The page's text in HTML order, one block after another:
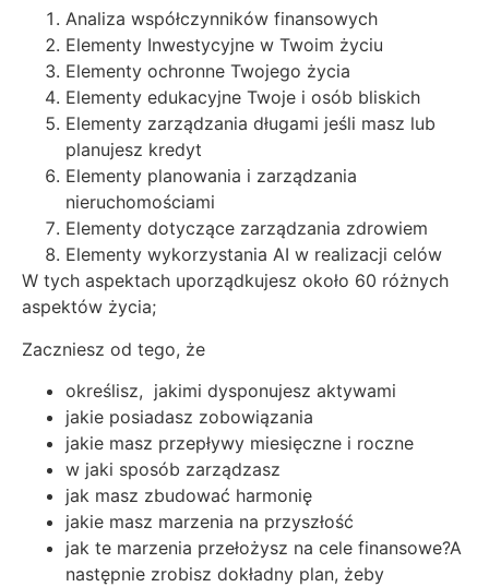
Analiza współczynników finansowych
Elementy Inwestycyjne w Twoim życiu
Elementy ochronne Twojego życia
Elementy edukacyjne Twoje i osób bliskich
Elementy zarządzania długami jeśli masz lub
planujesz kredyt
Elementy planowania i zarządzania
nieruchomościami
Elementy dotyczące zarządzania zdrowiem
Elementy wykorzystania AI w realizacji celów
W tych aspektach uporządkujesz około 60 różnych
aspektów życia;
Zaczniesz od tego, że
określisz, jakimi dysponujesz aktywami
jakie posiadasz zobowiązania
jakie masz przepływy miesięczne i roczne
w jaki sposób zarządzasz
jak masz zbudować harmonię
jakie masz marzenia na przyszłość
jak te marzenia przełożysz na cele finansowe?A
następnie zrobisz dokładny plan, żeby